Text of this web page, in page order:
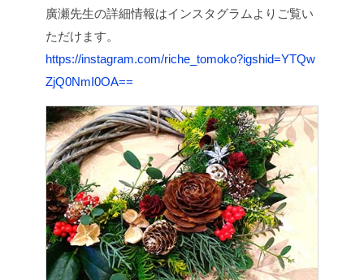
廣瀬先生の詳細情報はインスタグラムよりご覧い
ただけます。
https://instagram.com/riche_tomoko?igshid=YTQw
ZjQ0NmI0OA==